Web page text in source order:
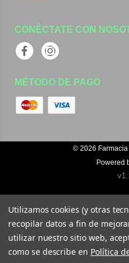
CONÉCTATE CON
FacebookInstagram
MÉTODO DE PAGO
© 2026
Powered
Utilizamos cookies (y otras
recopilar datos a fin de
utilizar nuestro sitio web,
como se describe en Política